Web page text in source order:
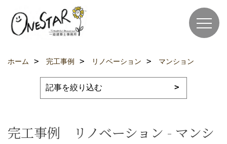
ホーム 完工事例 リノベーション マンション
完工事例 リノベーション - マンシ